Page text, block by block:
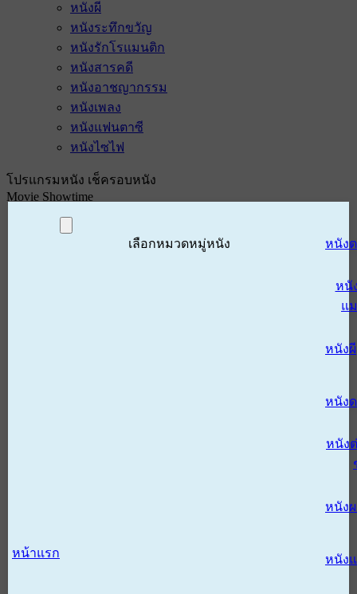
หนังผี
หนังระทึกขวัญ
หนังรักโรแมนติก
หนังสารคดี
หนังอาชญากรรม
หนังเพลง
หนังแฟนตาซี
หนังไซไฟ
โปรแกรมหนัง เช็ครอบหนัง
Movie Showtime
หน้าแรก
เลือกหมวดหมู่หนัง หนัง
หนั
แ
หนังผี
หนัง
หนัง
หนัง
หนัง